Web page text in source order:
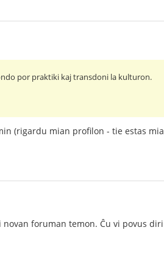
por praktiki kaj transdoni la kulturon.
(rigardu mian profilon - tie estas
foruman temon. Ĉu vi povus